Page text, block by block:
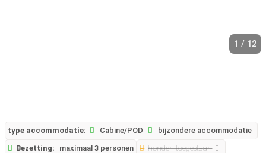
1 / 12
type accommodatie: Cabine/POD
bijzondere accommodatie
Bezetting:
maximaal 3 personen
honden toegestaan